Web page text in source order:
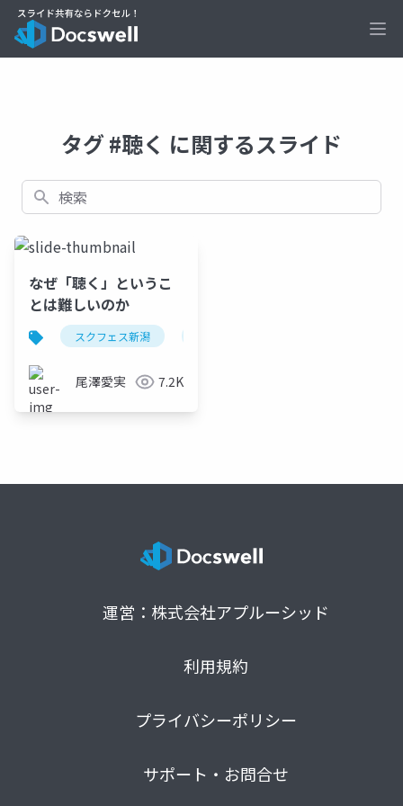
タグ #聴く に関するスライド
検索
なぜ「聴く」というこ
とは難しいのか
スクフェス新潟
尾澤愛実 7.2K
運営：株式会社アプルーシッド
利用規約
プライバシーポリシー
サポート・お問合せ